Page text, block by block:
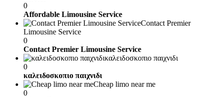
0
Affordable Limousine Service
Contact Premier
Limousine Service
0
Contact Premier Limousine Service
καλειδοσκοπιο παιχνιδι
0
καλειδοσκοπιο παιχνιδι
Cheap limo near me
0